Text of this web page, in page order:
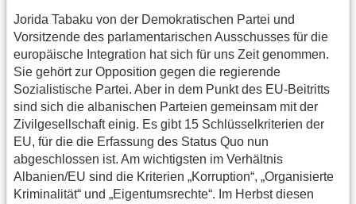
Jorida Tabaku von der Demokratischen Partei und
Vorsitzende des parlamentarischen Ausschusses für die
europäische Integration hat sich für uns Zeit genommen.
Sie gehört zur Opposition gegen die regierende
Sozialistische Partei. Aber in dem Punkt des EU-Beitritts
sind sich die albanischen Parteien gemeinsam mit der
Zivilgesellschaft einig. Es gibt 15 Schlüsselkriterien der
EU, für die die Erfassung des Status Quo nun
abgeschlossen ist. Am wichtigsten im Verhältnis
Albanien/EU sind die Kriterien „Korruption“, „Organisierte
Kriminalität“ und „Eigentumsrechte“. Im Herbst diesen